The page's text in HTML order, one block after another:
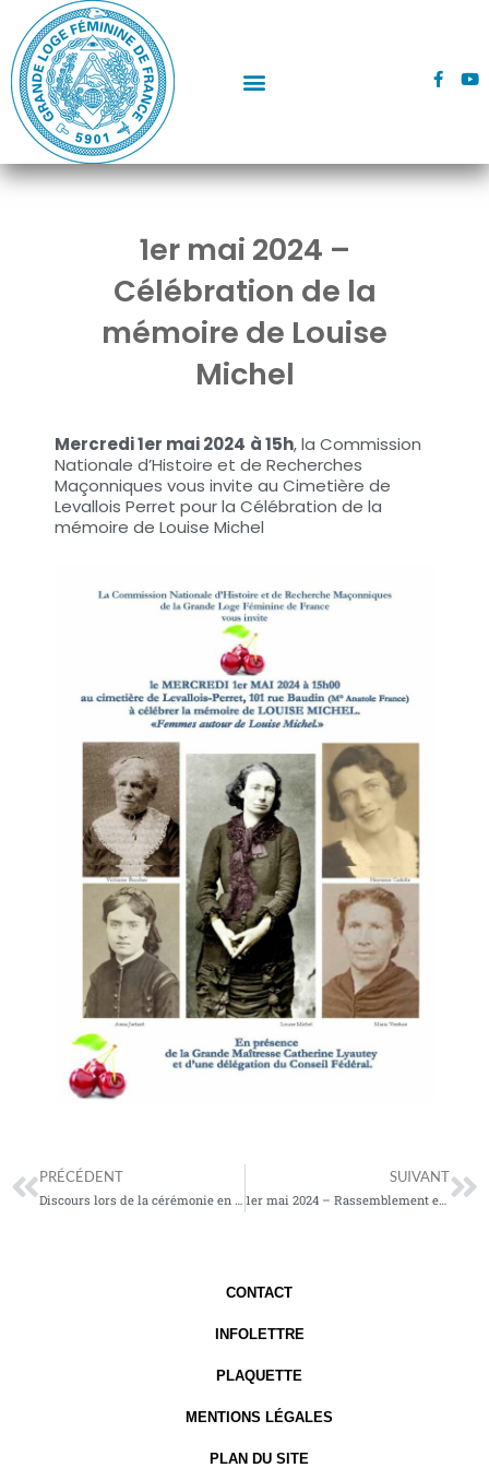
contenu
F
a
o
o
k
Y
b
e
1er mai 2024 –
Célébration de la
mémoire de Louise
Michel
Mercredi 1er mai 2024 à 15h, la Commission
Nationale d’Histoire et de Recherches
Maçonniques vous invite au Cimetière de
Levallois Perret pour la Célébration de la
mémoire de Louise Michel
Précédent
PRÉCÉDENT SUIVANT
1er mai 2024 – Rassemblement en hommage aux Martyrs de la Commune de Paris, pour la République et la Laïcité
CONTACT
INFOLETTRE
PLAQUETTE
MENTIONS LÉGALES
PLAN DU SITE